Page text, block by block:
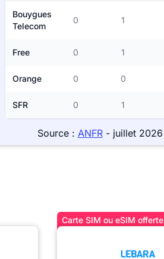
Bouygues
Telecom
0 1
Free 0 1
Orange 0 0
SFR 0 1
Source : ANFR- juillet 2026
Carte SIM ou eSIM offerte